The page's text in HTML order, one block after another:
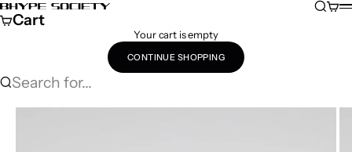
Skip to content
Bhype Society Global Store Search
Cart
Cart
Your cart is empty
CONTINUE SHOPPING
Search for...